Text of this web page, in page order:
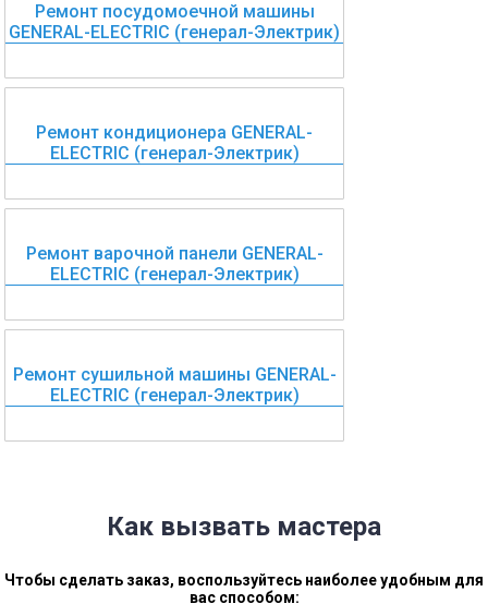
Ремонт посудомоечной машины
GENERAL-ELECTRIC (генерал-Электрик)
Ремонт кондиционера GENERAL-
ELECTRIC (генерал-Электрик)
Ремонт варочной панели GENERAL-
ELECTRIC (генерал-Электрик)
Ремонт сушильной машины GENERAL-
ELECTRIC (генерал-Электрик)
Как вызвать мастера
Чтобы сделать заказ, воспользуйтесь наиболее удобным для
вас способом: